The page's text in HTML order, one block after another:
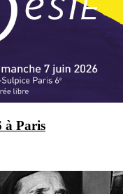
à Paris